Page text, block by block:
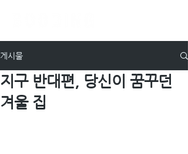
게시물
지구 반대편, 당신이 꿈꾸던
겨울 집